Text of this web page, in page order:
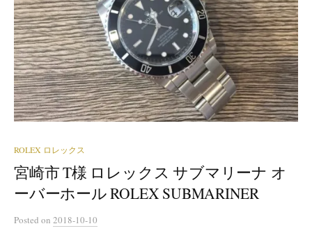
ROLEX ロレックス
宮崎市 T様 ロレックス サブマリーナ オ
ーバーホール ROLEX SUBMARINER
Posted on 2018-10-10